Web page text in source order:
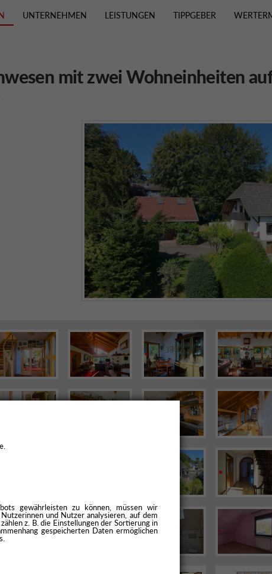
UNTERNEHMEN LEISTUNGEN TIPPGEBER
mit zwei Wohneinheiten
gewährleisten zu können, müssen wir
und Nutzer analysieren, auf dem
z. B. die Einstellungen der Sortierung in
gespeicherten Daten ermöglichen